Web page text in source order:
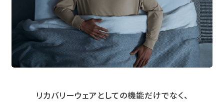
リカバリーウェアとしての機能だけでなく、